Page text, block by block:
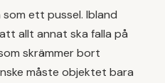
ett pussel. Ibland
allt annat ska falla på
skrämmer bort
måste objektet bara